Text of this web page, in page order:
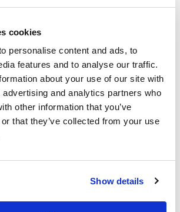
cookies
personalise content and ads, to
features and to analyse our traffic.
about your use of our site with
and analytics partners who
other information that you’ve
that they’ve collected from your use
Show details
ン:タピ
18:00
旅行の詳細
Speed Boat
Book